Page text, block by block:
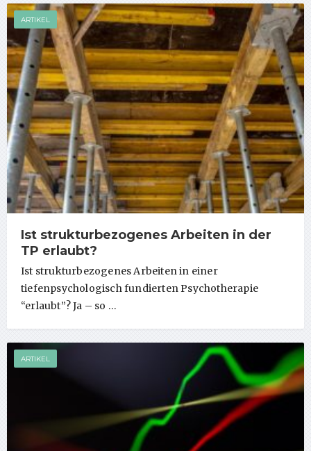
ARTIKEL
Ist strukturbezogenes Arbeiten in der
TP erlaubt?
Ist strukturbezogenes Arbeiten in einer
tiefenpsychologisch fundierten Psychotherapie
“erlaubt”? Ja – so …
ARTIKEL